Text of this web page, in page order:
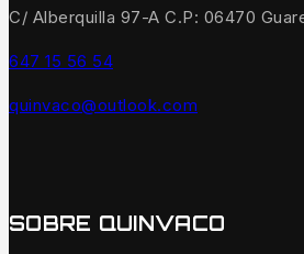
C/ Alberquilla 97-A C.P: 06470
647 15 56 54
quinvaco@outlook.com
SOBRE QUINVACO